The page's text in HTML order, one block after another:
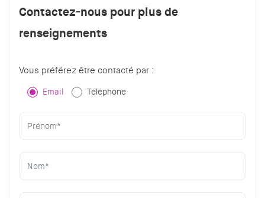
Contactez-nous pour plus de
renseignements
Vous préférez être contacté par :
Email Téléphone